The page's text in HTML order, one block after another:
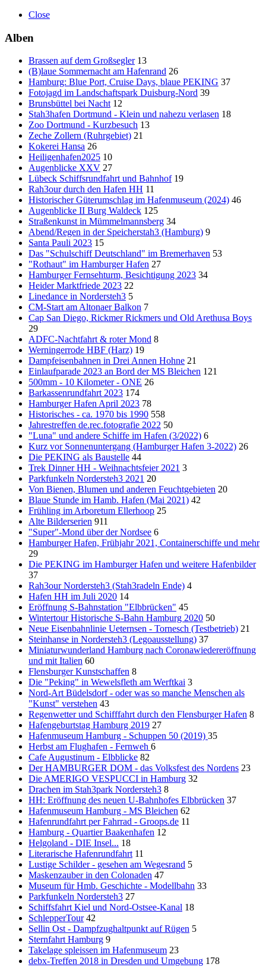
Close
Alben
Brassen auf dem Großsegler 13
(B)laue Sommernacht am Hafenrand 26
Hamburg: Blue Port, Cruise Days, blaue PEKING 37
Fotojagd im Landschaftspark Duisburg-Nord 39
Brunsbüttel bei Nacht 12
Stah3hafen Dortmund - Klein und nahezu verlasen 18
Zoo Dortmund - Kurzbesuch 13
Zeche Zollern (Ruhrgebiet) 21
Kokerei Hansa 26
Heiligenhafen2025 10
Augenblicke XXV 27
Lübeck Schiffsrundfahrt und Bahnhof 19
Rah3our durch den Hafen HH 11
Historischer Güterumschlag im Hafenmuseum (2024) 46
Augenblicke II Burg Waldeck 125
Straßenkunst in Mümmelmannsberg 34
Abend/Regen in der Speicherstah3 (Hamburg) 9
Santa Pauli 2023 15
Das "Schulschiff Deutschland" im Bremerhaven 53
"Rothaut" im Hamburger Hafen 27
Hamburger Fernsehturm, Besichtigung 2023 34
Heider Marktfriede 2023 22
Linedance in Nordersteh3 5
CM-Start am Altonaer Balkon 7
Cap San Diego, Rickmer Rickmers und Old Arethusa Boys
29
ADFC-Nachtfahrt & roter Mond 8
Werningerrode HBF (Harz) 19
Dampfeisenbahnen in Drei Annen Hohne 21
Einlaufparade 2023 an Bord der MS Bleichen 121
500mm - 10 Kilometer - ONE 26
Barkassenrundfahrt 2023 174
Hamburger Hafen April 2023 78
Historisches - ca. 1970 bis 1990 558
Jahrestreffen de.rec.fotografie 2022 50
"Luna" und andere Schiffe im Hafen (3/2022) 6
Kurz vor Sonnenuntergang (Hamburger Hafen 3-2022) 26
Die PEKING als Baustelle 44
Trek Dinner HH - Weihnachtsfeier 2021 3
Parkfunkeln Nordersteh3 2021 20
Von Bienen, Blumen und anderen Feuchtgebieten 20
Blaue Stunde im Hamb. Hafen (Mai 2021) 42
Frühling im Arboretum Ellerhoop 25
Alte Bilderserien 911
"Super"-Mond über der Nordsee 6
Hamburger Hafen, Frühjahr 2021, Containerschiffe und mehr
29
Die PEKING im Hamburger Hafen und weitere Hafenbilder
37
Rah3our Nordersteh3 (Stah3radeln Ende) 4
Hafen HH im Juli 2020 14
Eröffnung S-Bahnstation "Elbbrücken" 45
Wintertour Historische S-Bahn Hamburg 2020 50
Neue Eisenbahnlinie Ueternsen - Tornesch (Testbetrieb) 21
Steinhanse in Nordersteh3 (Legoausstellung) 37
Miniaturwunderland Hamburg nach Coronawiedereröffnung
und mit Italien 60
Flensburger Kunstschaffen 8
Die "Peking" in Wewelsfleth am Werftkai 3
Nord-Art Büdelsdorf - oder was so manche Menschen als
"Kunst" verstehen 43
Regenwetter und Schifffahrt durch den Flensburger Hafen 8
Hafengeburtstag Hamburg 2019 27
Hafenmuseum Hamburg - Schuppen 50 (2019) 35
Herbst am Flughafen - Fernweh 6
Cafe Augustinum - Elbblicke 82
Der HAMBURGER DOM - das Volksfest des Nordens 23
Die AMERIGO VESPUCCI in Hamburg 32
Drachen im Stah3park Nordersteh3 8
HH: Eröffnung des neuen U-Bahnhofes Elbbrücken 37
Hafenmuseum Hamburg - MS Bleichen 62
Hafenrundfahrt per Fahrrad - Groops.de 11
Hamburg - Quartier Baakenhafen 12
Helgoland - DIE Insel... 18
Literarische Hafenrundfahrt 11
Lustige Schilder - gesehen am Wegesrand 5
Maskenzauber in den Colonaden 47
Museum für Hmb. Geschichte - Modellbahn 33
Parkfunkeln Nordersteh3 27
Schiffsfahrt Kiel und Nord-Ostsee-Kanal 18
SchlepperTour 42
Sellin Ost - Dampfzughaltpunkt auf Rügen 5
Sternfahrt Hamburg 9
Takelage spleissen im Hafenmuseum 23
debx-Treffen 2018 in Dresden und Umgebung 178